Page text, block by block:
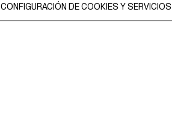
CONFIGURACIÓN DE COOKIES Y SERVICIOS